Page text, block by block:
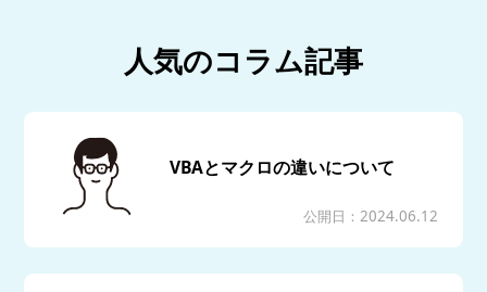
人気のコラム記事
VBAとマクロの違いについて
公開日：2024.06.12